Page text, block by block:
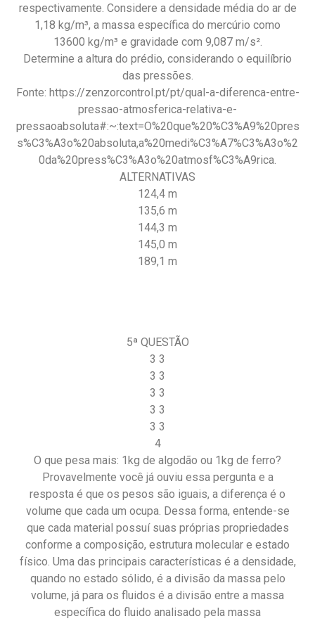
respectivamente. Considere a densidade média do ar de
1,18 kg/m³, a massa específica do mercúrio como
13600 kg/m³ e gravidade com 9,087 m/s².
Determine a altura do prédio, considerando o equilíbrio
das pressões.
Fonte: https://zenzorcontrol.pt/pt/qual-a-diferenca-entre-
pressao-atmosferica-relativa-e-
pressaoabsoluta#:~:text=O%20que%20%C3%A9%20pres
s%C3%A3o%20absoluta,a%20medi%C3%A7%C3%A3o%2
0da%20press%C3%A3o%20atmosf%C3%A9rica.
ALTERNATIVAS
124,4 m
135,6 m
144,3 m
145,0 m
189,1 m
5ª QUESTÃO
3 3
3 3
3 3
3 3
3 3
4
O que pesa mais: 1kg de algodão ou 1kg de ferro?
Provavelmente você já ouviu essa pergunta e a
resposta é que os pesos são iguais, a diferença é o
volume que cada um ocupa. Dessa forma, entende-se
que cada material possuí suas próprias propriedades
conforme a composição, estrutura molecular e estado
físico. Uma das principais características é a densidade,
quando no estado sólido, é a divisão da massa pelo
volume, já para os fluidos é a divisão entre a massa
específica do fluido analisado pela massa